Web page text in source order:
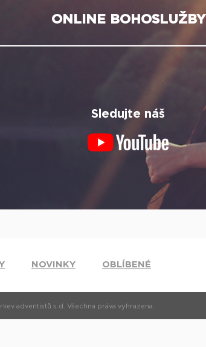
ONLINE BOHOSLUŽBY
Sledujte náš
NOVINKY OBLÍBENÉ
adventistů s.d. Všechna práva vyhrazena.